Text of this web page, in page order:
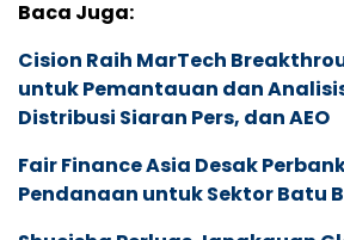
Baca Juga:
Cision Raih MarTech
untuk Pemantauan dan
Distribusi Siaran Pers, dan AEO
Fair Finance Asia Desak
Pendanaan untuk Sektor Batu